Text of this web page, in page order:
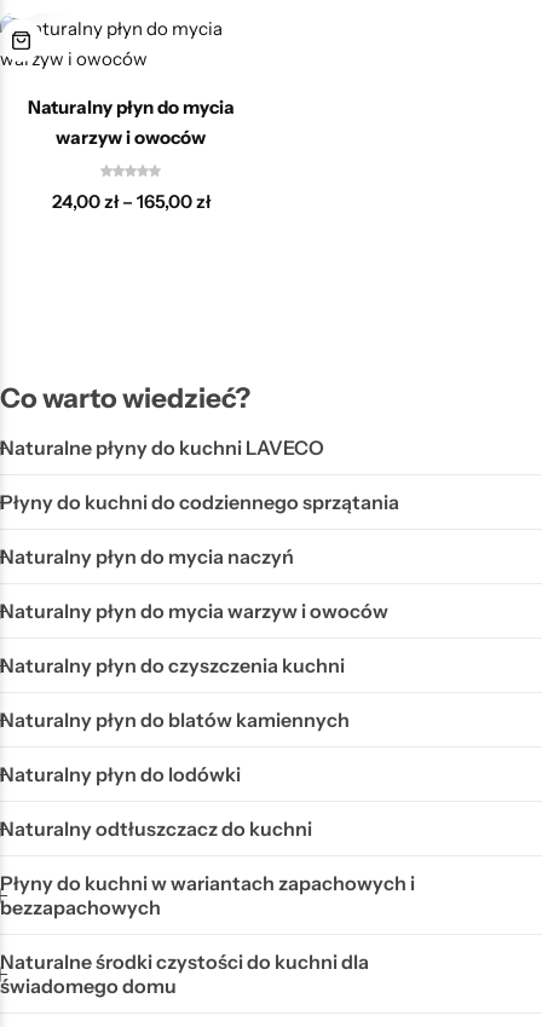
Naturalny płyn do mycia
warzyw i owoców
24,00zł – 165,00zł
Co warto wiedzieć?
Naturalne płyny do kuchni LAVECO
Płyny do kuchni do codziennego sprzątania
Naturalny płyn do mycia naczyń
Naturalny płyn do mycia warzyw i owoców
Naturalny płyn do czyszczenia kuchni
Naturalny płyn do blatów kamiennych
Naturalny płyn do lodówki
Naturalny odtłuszczacz do kuchni
Płyny do kuchni w wariantach zapachowych i
bezzapachowych
Naturalne środki czystości do kuchni dla
świadomego domu